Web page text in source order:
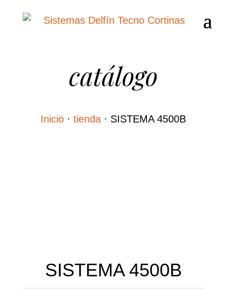
catálogo
Inicio ·tienda · SISTEMA 4500B
SISTEMA 4500B